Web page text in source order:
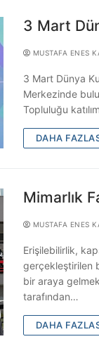
3 Mart
MUSTAFA ENES
3 Mart Dünya
Merkezinde
Topluluğu
DAHA
Mimarlık
MUSTAFA ENES
Erişilebilirlik,
gerçekleştirilen
bir araya
tarafından…
DAHA